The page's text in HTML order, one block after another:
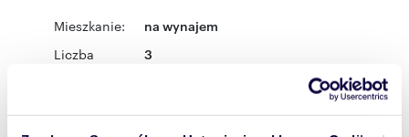
Mieszkanie: na wynajem
Liczba
3
a całkowita: